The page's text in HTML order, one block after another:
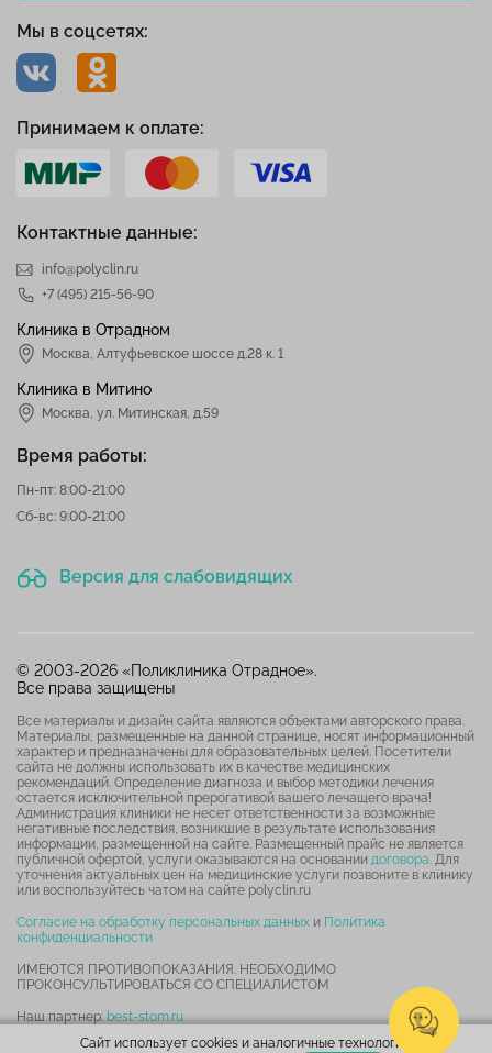
Контактные данные:
info@polyclin.ru
+7 (495) 215-56-90
Клиника в Отрадном
Москва, Алтуфьевское шоссе д.28 к. 1
Клиника в Митино
Москва, ул. Митинская, д.59
Время работы:
Пн-пт: 8:00-21:00
Сб-вс: 9:00-21:00
Мы в соцсетях:
Версия для слабовидящих
Принимаем к оплате:
© 2003-2026 «Поликлиника Отрадное».
Все права защищены
Все материалы и дизайн сайта являются объектами авторского права.
Материалы, размещенные на данной странице, носят информационный
характер и предназначены для образовательных целей. Посетители
сайта не должны использовать их в качестве медицинских
рекомендаций. Определение диагноза и выбор методики лечения
остается исключительной прерогативой вашего лечащего врача!
Администрация клиники не несет ответственности за возможные
негативные последствия, возникшие в результате использования
информации, размещенной на сайте. Размещенный прайс не является
публичной офертой, услуги оказываются на основании договора. Для
уточнения актуальных цен на медицинские услуги позвоните в клинику
или воспользуйтесь чатом на сайте polyclin.ru
Согласие на обработку персональных данных и Политика
конфиденциальности
ИМЕЮТСЯ ПРОТИВОПОКАЗАНИЯ. НЕОБХОДИМО
ПРОКОНСУЛЬТИРОВАТЬСЯ СО СПЕЦИАЛИСТОМ
Наш партнер:best-stom.ru
Сайт использует cookies и аналогичные технологии.